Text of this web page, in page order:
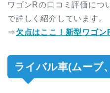
ワゴンRの口コミ評価につ
で詳しく紹介しています。
⇒欠点はここ！新型ワゴン
ライバル車(ムーブ